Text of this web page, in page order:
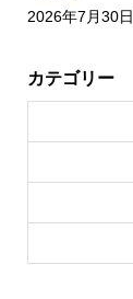
2026年7月30日
カテゴリー